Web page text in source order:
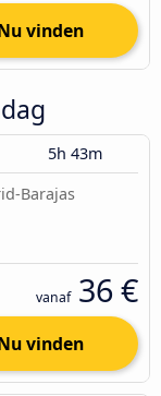
vinden
5h 43m
Barajas
vanaf 36 €
vinden